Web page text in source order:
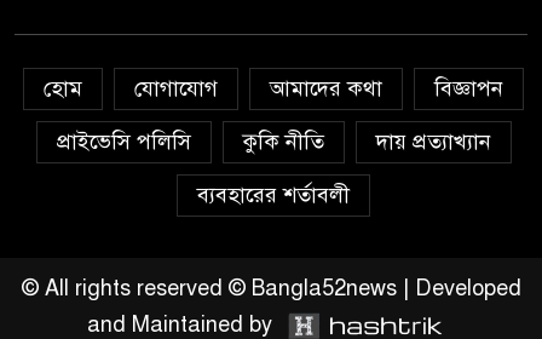
অনলাইন জুয়ার অবৈধ লেনদেনে
জড়িয়ে পড়ছে স্থানীয় বিকাশ এজেন্ট;
ক্ষুব্ধ এলাকাবাসী।।
জিয়ানগরের বলেশ্বর নদীতে যৌথ
হোম যোগাযোগ আমাদের কথা
বিজ্ঞাপন
প্রাইভেসি পলিসি
কুকি নীতি
দায় প্রত্যাখ্যান
ব্যবহারের শর্তাবলী
© All rights reserved © Bangla52news | Developed
and Maintained by